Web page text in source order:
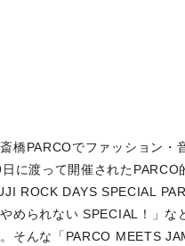
斎橋PARCOでファッション
に渡って開催されたPARCO
ROCK DAYS SPECIAL
められない SPECIAL！」な
そんな「PARCO MEETS